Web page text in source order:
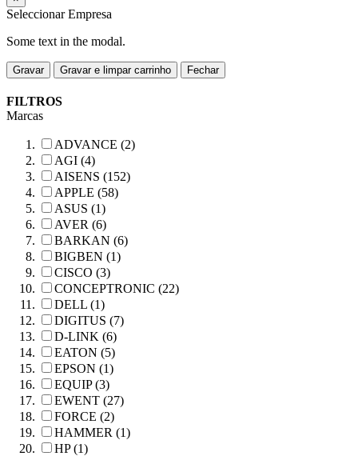
Seleccionar Empresa
Some text in the modal.
Gravar Gravar e limpar carrinho Fechar
FILTROS
Marcas
ADVANCE (2)
AGI (4)
AISENS (152)
APPLE (58)
ASUS (1)
AVER (6)
BARKAN (6)
BIGBEN (1)
CISCO (3)
CONCEPTRONIC (22)
DELL (1)
DIGITUS (7)
D-LINK (6)
EATON (5)
EPSON (1)
EQUIP (3)
EWENT (27)
FORCE (2)
HAMMER (1)
HP (1)